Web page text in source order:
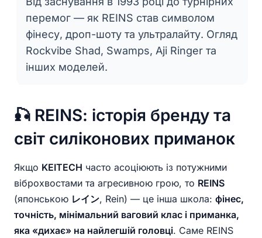
перемог — як REINS став символом
фінесу, дроп-шоту та ультралайту. Огляд
Rockvibe Shad, Swamps, Aji Ringer та
інших моделей.
🎣 REINS: історія бренду та
світ силіконових приманок
Якщо KEITECH часто асоціюють із потужними
віброхвостами та агресивною грою, то REINS
(японською レイン, Rein) — це інша школа: фінес,
точність, мінімальний ваговий клас і приманка,
яка «дихає» на найлегшій головці. Саме REINS